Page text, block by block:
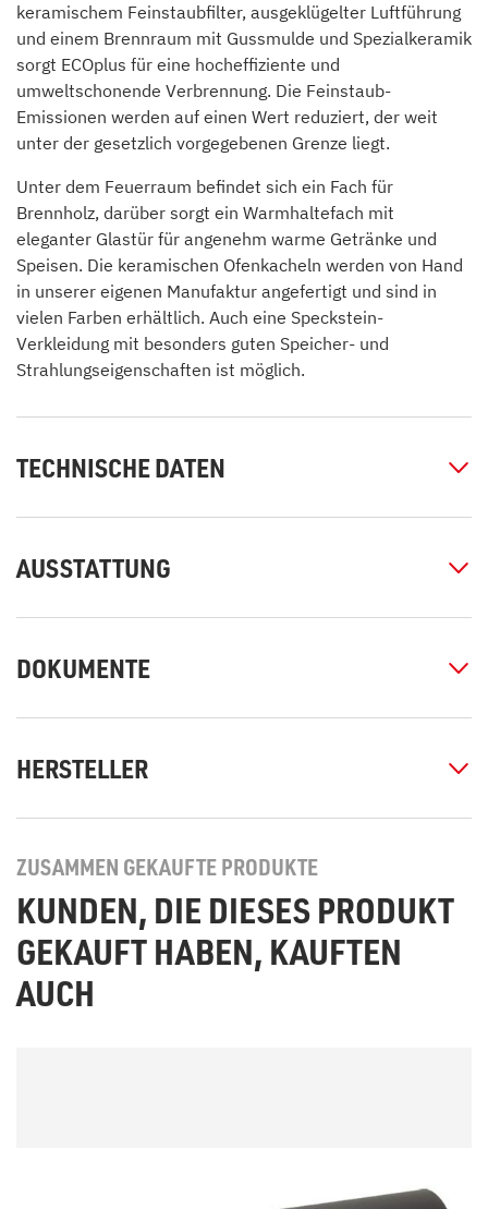
keramischem Feinstaubfilter, ausgeklügelter Luftführung
und einem Brennraum mit Gussmulde und Spezialkeramik
sorgt ECOplus für eine hocheffiziente und
umweltschonende Verbrennung. Die Feinstaub-
Emissionen werden auf einen Wert reduziert, der weit
unter der gesetzlich vorgegebenen Grenze liegt.
Unter dem Feuerraum befindet sich ein Fach für
Brennholz, darüber sorgt ein Warmhaltefach mit
eleganter Glastür für angenehm warme Getränke und
Speisen. Die keramischen Ofenkacheln werden von Hand
in unserer eigenen Manufaktur angefertigt und sind in
vielen Farben erhältlich. Auch eine Speckstein-
Verkleidung mit besonders guten Speicher- und
Strahlungseigenschaften ist möglich.
TECHNISCHE DATEN
AUSSTATTUNG
DOKUMENTE
HERSTELLER
ZUSAMMEN GEKAUFTE PRODUKTE
KUNDEN, DIE DIESES PRODUKT
GEKAUFT HABEN, KAUFTEN
AUCH